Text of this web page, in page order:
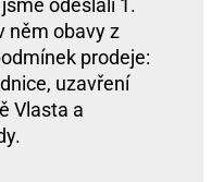
odeslali 1.
něm obavy z
prodeje:
uzavření
Vlasta a